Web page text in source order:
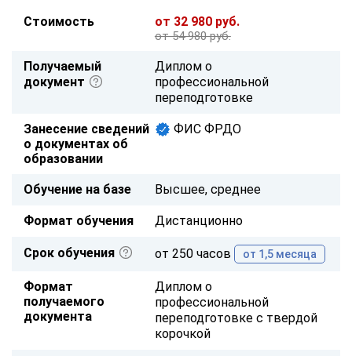
Стоимость от 32 980 руб.
от 54 980 руб.
Получаемый
документ
Диплом о
профессиональной
переподготовке
Занесение сведений
о документах об
образовании
ФИС ФРДО
Обучение на базе Высшее, среднее
Формат обучения Дистанционно
Срок обучения от 250 часов от 1,5 месяца
Формат
получаемого
документа
Диплом о
профессиональной
переподготовке с твердой
корочкой